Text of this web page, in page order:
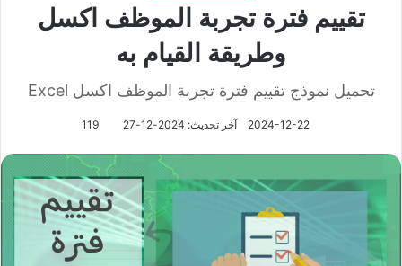
تقييم فترة تجربة الموظف اكسل
وطريقة القيام به
تحميل نموذج تقييم فترة تجربة الموظف اكسل Excel
2024-12-22 آخر تحديث: 2024-12-27 119